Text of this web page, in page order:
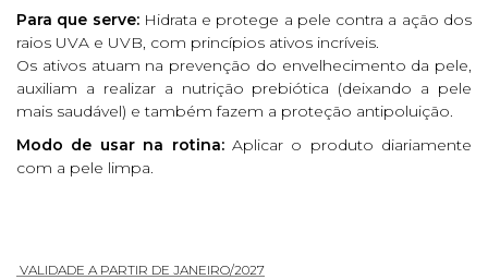
Para que serve: Hidrata e protege a pele contra a ação dos
raios UVA e UVB, com princípios ativos incríveis.
Os ativos atuam na prevenção do envelhecimento da pele,
auxiliam a realizar a nutrição prebiótica (deixando a pele
mais saudável) e também fazem a proteção antipoluição.
Modo de usar na rotina: Aplicar o produto diariamente
com a pele limpa.
VALIDADE A PARTIR DE JANEIRO/2027